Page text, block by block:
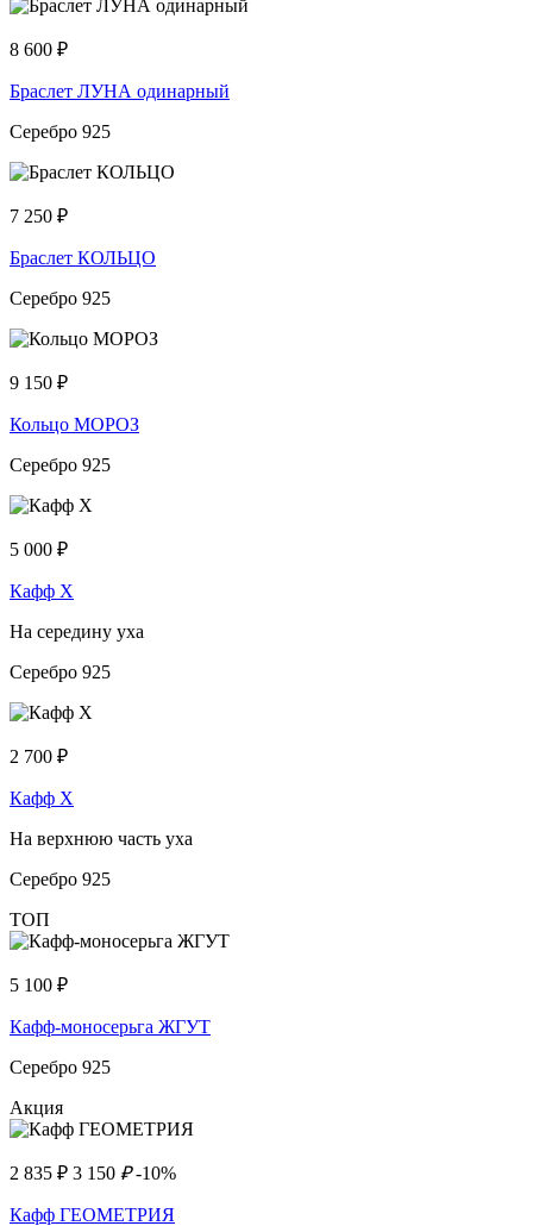
8 600 ₽
Браслет ЛУНА одинарный
Серебро 925
7 250 ₽
Браслет КОЛЬЦО
Серебро 925
9 150 ₽
Кольцо МОРОЗ
Серебро 925
5 000 ₽
Кафф Х
На середину уха
Серебро 925
2 700 ₽
Кафф Х
На верхнюю часть уха
Серебро 925
ТОП
5 100 ₽
Кафф-моносерьга ЖГУТ
Серебро 925
Акция
2 835 ₽ 3 150 ₽ -10%
Кафф ГЕОМЕТРИЯ